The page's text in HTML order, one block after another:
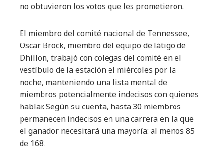
no obtuvieron los votos que les prometieron.
El miembro del comité nacional de Tennessee,
Oscar Brock, miembro del equipo de látigo de
Dhillon, trabajó con colegas del comité en el
vestíbulo de la estación el miércoles por la
noche, manteniendo una lista mental de
miembros potencialmente indecisos con quienes
hablar. Según su cuenta, hasta 30 miembros
permanecen indecisos en una carrera en la que
el ganador necesitará una mayoría: al menos 85
de 168.